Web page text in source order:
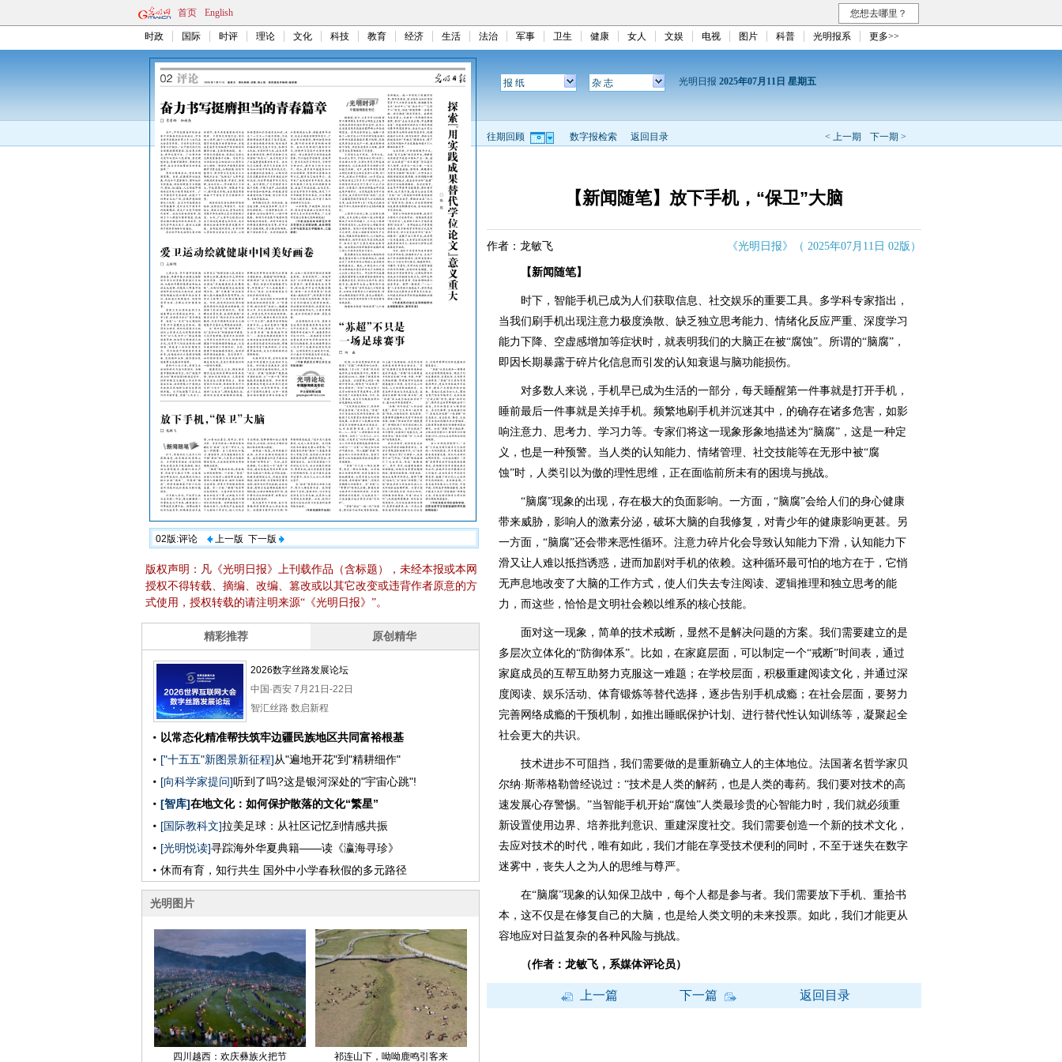
首页 English 您想去哪里？
时政 国际 时评 理论 文化 科技 教育 经济 生活 法治 军事 卫生 健康 女人 文娱 电视 图片 科普 光明报系 更多>>
02版:评论 上一版 下一版
版权声明：凡《光明日报》上刊载作品（含标题），未经本报或本网
授权不得转载、摘编、改编、篡改或以其它改变或违背作者原意的方
式使用，授权转载的请注明来源“《光明日报》”。
报 纸 杂 志 光明日报 2025年07月11日 星期五
< 上一期 下一期 >
往期回顾 数字报检索 返回目录
【新闻随笔】放下手机，“保卫”大脑
作者：龙敏飞 《光明日报》（ 2025年07月11日 02版）
【新闻随笔】
时下，智能手机已成为人们获取信息、社交娱乐的重要工具。多学科专家指出，
当我们刷手机出现注意力极度涣散、缺乏独立思考能力、情绪化反应严重、深度学习
能力下降、空虚感增加等症状时，就表明我们的大脑正在被“腐蚀”。所谓的“脑腐”，
即因长期暴露于碎片化信息而引发的认知衰退与脑功能损伤。
对多数人来说，手机早已成为生活的一部分，每天睡醒第一件事就是打开手机，
睡前最后一件事就是关掉手机。频繁地刷手机并沉迷其中，的确存在诸多危害，如影
响注意力、思考力、学习力等。专家们将这一现象形象地描述为“脑腐”，这是一种定
义，也是一种预警。当人类的认知能力、情绪管理、社交技能等在无形中被“腐
蚀”时，人类引以为傲的理性思维，正在面临前所未有的困境与挑战。
“脑腐”现象的出现，存在极大的负面影响。一方面，“脑腐”会给人们的身心健康
带来威胁，影响人的激素分泌，破坏大脑的自我修复，对青少年的健康影响更甚。另
一方面，“脑腐”还会带来恶性循环。注意力碎片化会导致认知能力下滑，认知能力下
滑又让人难以抵挡诱惑，进而加剧对手机的依赖。这种循环最可怕的地方在于，它悄
无声息地改变了大脑的工作方式，使人们失去专注阅读、逻辑推理和独立思考的能
力，而这些，恰恰是文明社会赖以维系的核心技能。
面对这一现象，简单的技术戒断，显然不是解决问题的方案。我们需要建立的是
多层次立体化的“防御体系”。比如，在家庭层面，可以制定一个“戒断”时间表，通过
家庭成员的互帮互助努力克服这一难题；在学校层面，积极重建阅读文化，并通过深
度阅读、娱乐活动、体育锻炼等替代选择，逐步告别手机成瘾；在社会层面，要努力
完善网络成瘾的干预机制，如推出睡眠保护计划、进行替代性认知训练等，凝聚起全
社会更大的共识。
技术进步不可阻挡，我们需要做的是重新确立人的主体地位。法国著名哲学家贝
尔纳·斯蒂格勒曾经说过：“技术是人类的解药，也是人类的毒药。我们要对技术的高
速发展心存警惕。”当智能手机开始“腐蚀”人类最珍贵的心智能力时，我们就必须重
新设置使用边界、培养批判意识、重建深度社交。我们需要创造一个新的技术文化，
去应对技术的时代，唯有如此，我们才能在享受技术便利的同时，不至于迷失在数字
迷雾中，丧失人之为人的思维与尊严。
在“脑腐”现象的认知保卫战中，每个人都是参与者。我们需要放下手机、重拾书
本，这不仅是在修复自己的大脑，也是给人类文明的未来投票。如此，我们才能更从
容地应对日益复杂的各种风险与挑战。
（作者：龙敏飞，系媒体评论员）
上一篇 下一篇 返回目录